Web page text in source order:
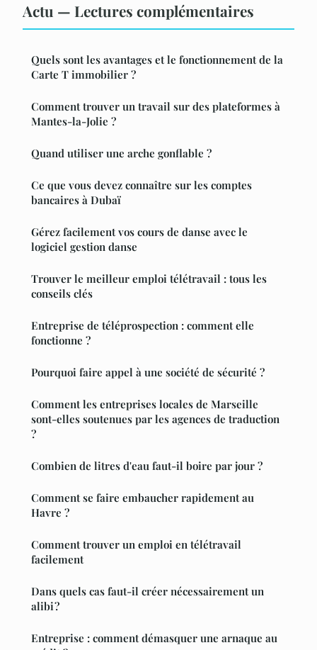
Actu — Lectures complémentaires
Quels sont les avantages et le fonctionnement de la
Carte T immobilier ?
Comment trouver un travail sur des plateformes à
Mantes-la-Jolie ?
Quand utiliser une arche gonflable ?
Ce que vous devez connaître sur les comptes
bancaires à Dubaï
Gérez facilement vos cours de danse avec le
logiciel gestion danse
Trouver le meilleur emploi télétravail : tous les
conseils clés
Entreprise de téléprospection : comment elle
fonctionne ?
Pourquoi faire appel à une société de sécurité ?
Comment les entreprises locales de Marseille
sont-elles soutenues par les agences de traduction
?
Combien de litres d'eau faut-il boire par jour ?
Comment se faire embaucher rapidement au
Havre ?
Comment trouver un emploi en télétravail
facilement
Dans quels cas faut-il créer nécessairement un
alibi ?
Entreprise : comment démasquer une arnaque au